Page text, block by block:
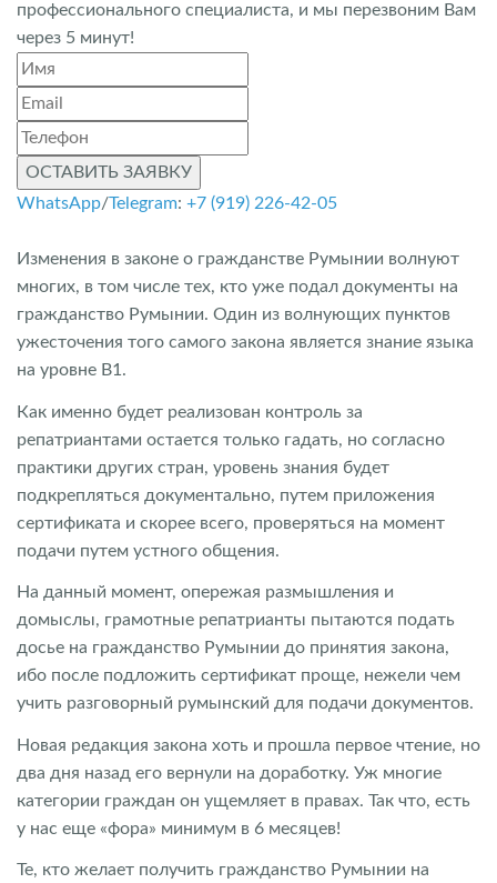
профессионального специалиста, и мы перезвоним Вам
через 5 минут!
ОСТАВИТЬ ЗАЯВКУ
WhatsApp/Telegram: +7 (919) 226-42-05
Изменения в законе о гражданстве Румынии волнуют
многих, в том числе тех, кто уже подал документы на
гражданство Румынии. Один из волнующих пунктов
ужесточения того самого закона является знание языка
на уровне В1.
Как именно будет реализован контроль за
репатриантами остается только гадать, но согласно
практики других стран, уровень знания будет
подкрепляться документально, путем приложения
сертификата и скорее всего, проверяться на момент
подачи путем устного общения.
На данный момент, опережая размышления и
домыслы, грамотные репатрианты пытаются подать
досье на гражданство Румынии до принятия закона,
ибо после подложить сертификат проще, нежели чем
учить разговорный румынский для подачи документов.
Новая редакция закона хоть и прошла первое чтение, но
два дня назад его вернули на доработку. Уж многие
категории граждан он ущемляет в правах. Так что, есть
у нас еще «фора» минимум в 6 месяцев!
Те, кто желает получить гражданство Румынии на